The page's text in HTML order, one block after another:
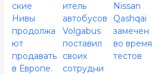
ские
Нивы
продолжа
ют
продавать
в Европе.
итель
автобусов
Volgabus
поставил
своих
сотрудни
Nissan
Qashqai
замечен
во время
тестов